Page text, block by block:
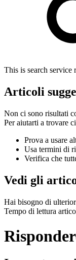
This is search service
Articoli
Non ci sono risultati
Per aiutarti a trovare
Prova a usare
Usa termini di
Verifica che
Vedi gli
Hai bisogno di
Tempo di lettura